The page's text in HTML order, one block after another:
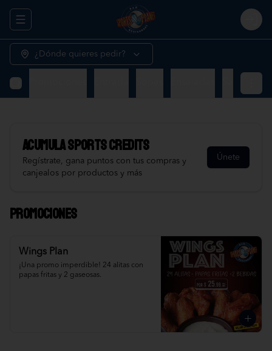
Abrir menu de navegación
¿Dónde quieres pedir?
AcumulaSports Credits
Regístrate, gana puntos con tus compras y
canjealos por productos y más
Únete
Promociones
Wings Plan
¡Una promo imperdible! 24 alitas con
papas fritas y 2 gaseosas.